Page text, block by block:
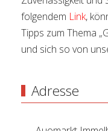
folgendem Link,
Tipps zum Thema
und sich so von
Adresse